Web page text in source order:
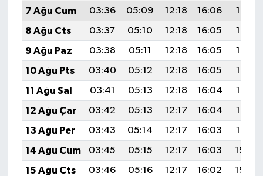
7 Ağu Cum
03:36 05:09 12:18 16:06
19:17
8 Ağu Cts
03:37 05:10 12:18 16:05
19:16
9 Ağu Paz
03:38 05:11 12:18 16:05
19:15
10 Ağu Pts
03:40 05:12 12:18 16:05
19:14
11 Ağu Sal
03:41 05:13 12:18 16:04
19:13
12 Ağu Çar
03:42 05:13 12:17 16:04
19:12
13 Ağu Per
03:43 05:14 12:17 16:03
19:10
14 Ağu Cum
03:45 05:15 12:17 16:03
19:09
15 Ağu Cts
03:46 05:16 12:17 16:02
19:08